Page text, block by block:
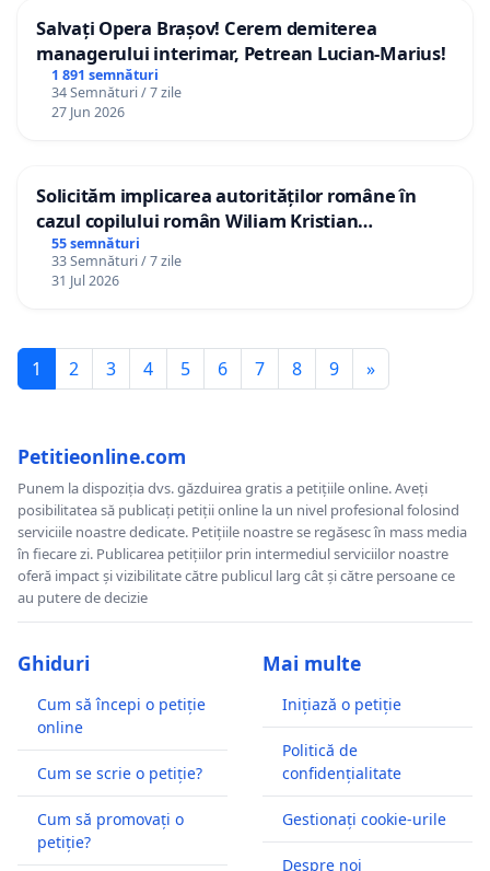
Salvați Opera Brașov! Cerem demiterea
managerului interimar, Petrean Lucian-Marius!
1 891 semnături
34 Semnături / 7 zile
27 Jun 2026
Solicităm implicarea autorităților române în
cazul copilului român Wiliam Kristian
Gheorghe, aflat în plasament în Danemarca de
12 ani
55 semnături
33 Semnături / 7 zile
31 Jul 2026
1 2 3 4 5 6 7 8 9 »
Petitieonline.com
Punem la dispoziția dvs. găzduirea gratis a petițiile online. Aveți
posibilitatea să publicați petiții online la un nivel profesional folosind
serviciile noastre dedicate. Petițiile noastre se regăsesc în mass media
în fiecare zi. Publicarea petițiilor prin intermediul serviciilor noastre
oferă impact și vizibilitate către publicul larg cât și către persoane ce
au putere de decizie
Ghiduri
Cum să începi o petiție
online
Cum se scrie o petiție?
Cum să promovați o
petiție?
Mai multe
Inițiază o petiție
Politică de
confidențialitate
Gestionați cookie-urile
Despre noi